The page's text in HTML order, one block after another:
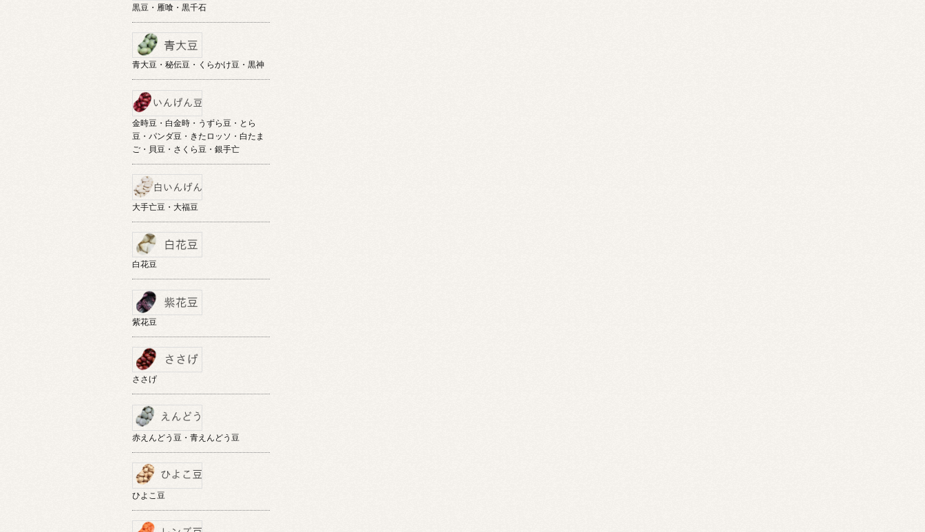
黒豆・雁喰・黒千石
青大豆・秘伝豆・くらかけ豆・黒神
金時豆・白金時・うずら豆・とら
豆・パンダ豆・きたロッソ・白たま
ご・貝豆・さくら豆・銀手亡
大手亡豆・大福豆
白花豆
紫花豆
ささげ
赤えんどう豆・青えんどう豆
ひよこ豆